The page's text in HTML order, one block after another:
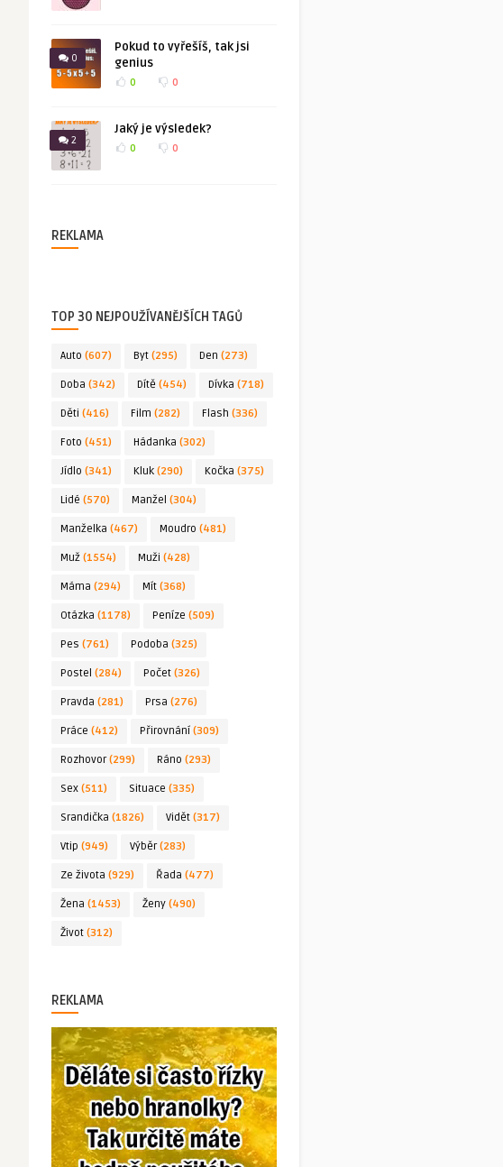
0
Pokud to vyřešíš, tak jsi
genius
0 0
2
Jaký je výsledek?
0 0
REKLAMA
TOP 30 NEJPOUŽÍVANĚJŠÍCH TAGŮ
Auto (607) Byt (295) Den (273)
Doba (342) Dítě (454) Dívka (718)
Děti (416) Film (282) Flash (336)
Foto (451) Hádanka (302)
Jídlo (341) Kluk (290) Kočka (375)
Lidé (570) Manžel (304)
Manželka (467) Moudro (481)
Muž (1554) Muži (428)
Máma (294) Mít (368)
Otázka (1178) Peníze (509)
Pes (761) Podoba (325)
Postel (284) Počet (326)
Pravda (281) Prsa (276)
Práce (412) Přirovnání (309)
Rozhovor(299) Ráno (293)
Sex (511) Situace (335)
Srandička (1826) Vidět (317)
Vtip (949) Výběr(283)
Ze života (929) Řada (477)
Žena (1453) Ženy (490)
Život (312)
REKLAMA